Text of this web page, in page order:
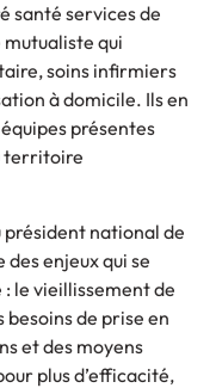
santé services de
mutualiste qui
soins infirmiers
à domicile. Ils en
présentes
territoire
national de
enjeux qui se
le vieillissement de
de prise en
et des moyens
plus d’efficacité,